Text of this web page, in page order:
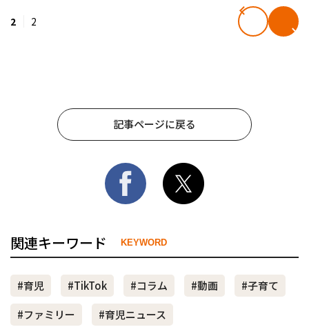
2 2
記事ページに戻る
関連キーワード KEYWORD
#育児 #TikTok #コラム #動画
#子育て
#ファミリー
#育児ニュース